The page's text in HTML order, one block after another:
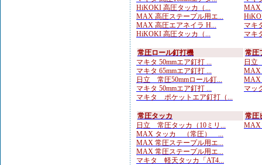
HiKOKI 高圧タッカ（...
MAX 高圧ステープル用エ...
MAX 高圧エアネイラ H...
HiKOKI 高圧タッカ（...
MAX
マキ
マキ
常圧ロール釘打機
マキタ 50mmエア釘打 ...
マキタ 65mmエア釘打 ...
日立 常圧50mmロール釘...
マキタ 50mmエア釘打 ...
マキタ ポケットエア釘打（...
常圧
日立
MAX
MAX
マッ
常圧タッカ
日立 常圧タッカ（10ミリ...
MAX タッカ （常圧） ...
MAX 常圧ステープル用エ...
MAX 常圧ステープル用エ...
マキタ 軽天タッカ「AT4...
常圧
MAX